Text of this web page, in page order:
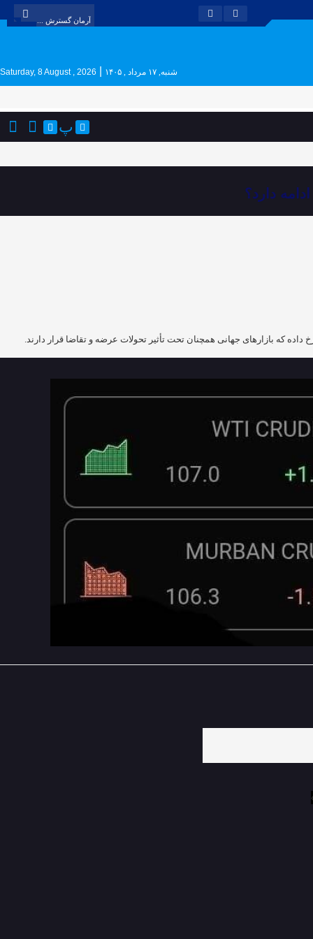
شنبه, ۱۷ مرداد , ۱۴۰۵ Saturday, 8 August , 2026
پ
دارد؟